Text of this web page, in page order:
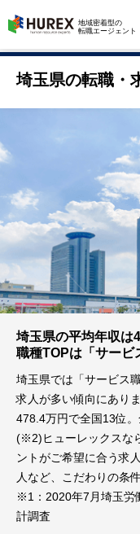
HUREX
地域密着型の
転職エージェント
埼玉県の転職・
埼玉県の平均年収
職種TOPは「サービ
埼玉県では「サービス
求人が多い傾向にあり
478.4万円で全国13位
(※2)ヒューレックスな
ントがご希望に合う求
人など、こだわりの条
※1：2020年7月埼玉
計調査